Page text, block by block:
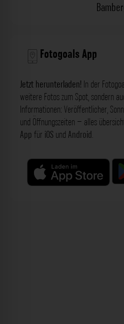
Fotogoals App
Jetzt herunterladen! In der
weitere Fotos zum Spot, sondern
Informationen: Veröffentlicher,
und Öffnungszeiten – alles
App für iOS und Android.